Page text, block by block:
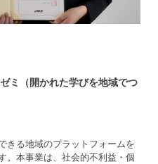
ミ（開かれた学びを地域でつ
きる地域のプラットフォームを
。本事業は、社会的不利益・個